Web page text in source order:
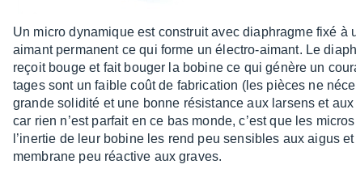
Un micro dyna­mique est construit avec diaphragme fixé à
aimant perma­nent ce qui forme un élec­tro-aimant. Le
reçoit bouge et fait bouger la bobine ce qui génère un
tages sont un faible coût de fabri­ca­tion (les pièces ne
grande soli­dité et une bonne résis­tance aux larsens et
car rien n’est parfait en ce bas monde, c’est que les
l’iner­tie de leur bobine les rend peu sensibles aux aigus
membrane peu réac­tive aux graves.